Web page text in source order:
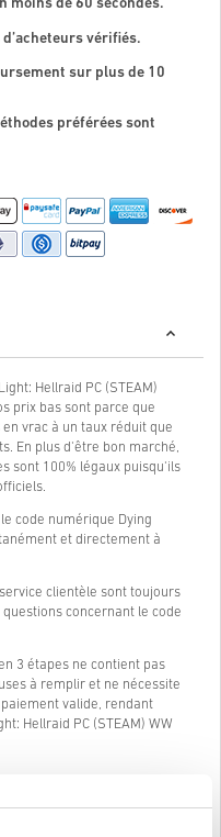
moins de 60 secondes.
vérifiés.
sur plus de 10
préférées sont
Hellraid PC (STEAM)
prix bas sont parce que
vrac à un taux réduit que
En plus d'être bon marché,
sont 100% légaux puisqu'ils
code numérique Dying
et directement à
clientèle sont toujours
concernant le code
3 étapes ne contient pas
à remplir et ne nécessite
valide, rendant
Hellraid PC (STEAM) WW